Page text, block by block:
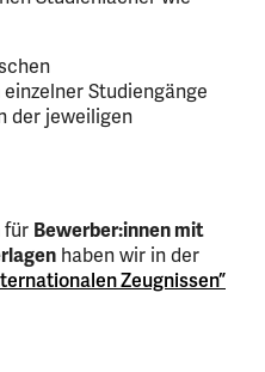
Studiengänge
der jeweiligen
für Bewerber:innen mit
haben wir in der
Zeugnissen”